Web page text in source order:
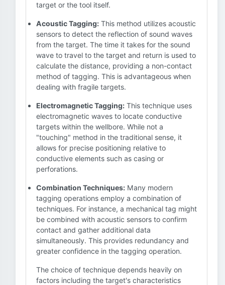
target or the tool itself.
Acoustic Tagging: This method utilizes acoustic
sensors to detect the reflection of sound waves
from the target. The time it takes for the sound
wave to travel to the target and return is used to
calculate the distance, providing a non-contact
method of tagging. This is advantageous when
dealing with fragile targets.
Electromagnetic Tagging: This technique uses
electromagnetic waves to locate conductive
targets within the wellbore. While not a
"touching" method in the traditional sense, it
allows for precise positioning relative to
conductive elements such as casing or
perforations.
Combination Techniques: Many modern
tagging operations employ a combination of
techniques. For instance, a mechanical tag might
be combined with acoustic sensors to confirm
contact and gather additional data
simultaneously. This provides redundancy and
greater confidence in the tagging operation.
The choice of technique depends heavily on
factors including the target's characteristics